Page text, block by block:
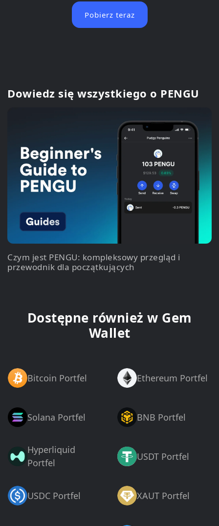
Pobierz teraz
Dowiedz się wszystkiego o PENGU
Czym jest PENGU: kompleksowy przegląd i
przewodnik dla początkujących
Dostępne również w Gem
Wallet
Bitcoin Portfel Ethereum Portfel
Solana Portfel BNB Portfel
Hyperliquid
Portfel
USDT Portfel
USDC Portfel XAUT Portfel